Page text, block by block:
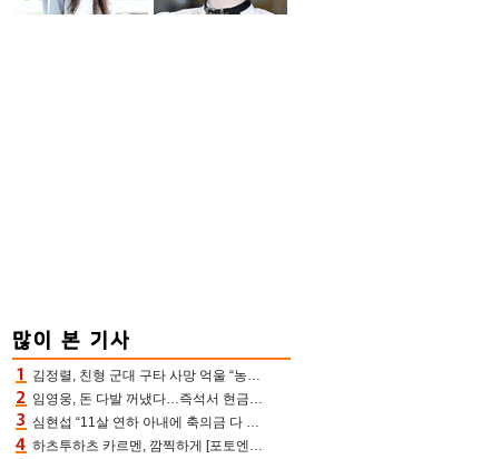
김정렬, 친형 군대 구타 사망 억울 “농약사 처리, 범인 찾았지만…엄마는 이미 치매”(데이앤나잇)
임영웅, 돈 다발 꺼냈다…즉석서 현금으로 수당 챙겨주는 ‘구단주’
심현섭 “11살 연하 아내에 축의금 다 뺏겨, 집도 아내 명의” (동치미)[결정적장면]
하츠투하츠 카르멘, 깜찍하게 [포토엔HD]